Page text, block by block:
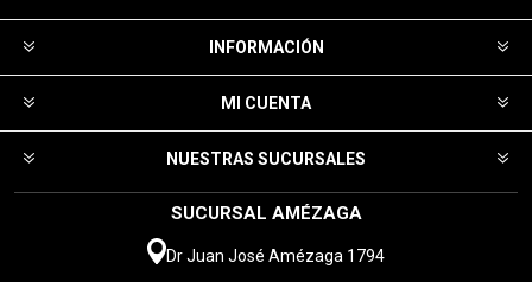
INFORMACIÓN
MI CUENTA
NUESTRAS SUCURSALES
SUCURSAL AMÉZAGA
Dr Juan José Amézaga 1794